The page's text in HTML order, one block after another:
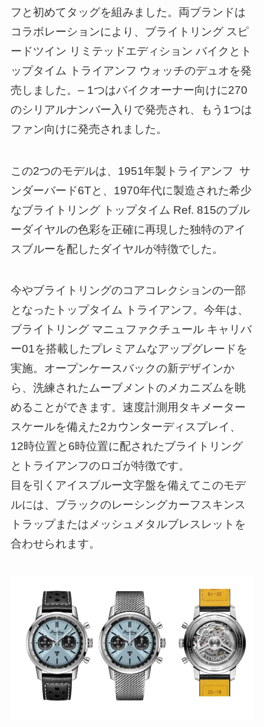
フと初めてタッグを組みました。両ブランドは
コラボレーションにより、ブライトリング スピ
ードツイン リミテッドエディション バイクとト
ップタイム トライアンフ ウォッチのデュオを発
売しました。– 1つはバイクオーナー向けに270
のシリアルナンバー入りで発売され、もう1つは
ファン向けに発売されました。
この2つのモデルは、1951年製トライアンフ サ
ンダーバード6Tと、1970年代に製造された希少
なブライトリング トップタイム Ref. 815のブル
ーダイヤルの色彩を正確に再現した独特のアイ
スブルーを配したダイヤルが特徴でした。
今やブライトリングのコアコレクションの一部
となったトップタイム トライアンフ。今年は、
ブライトリング マニュファクチュール キャリバ
ー01を搭載したプレミアムなアップグレードを
実施。オープンケースバックの新デザインか
ら、洗練されたムーブメントのメカニズムを眺
めることができます。速度計測用タキメーター
スケールを備えた2カウンターディスプレイ、
12時位置と6時位置に配されたブライトリング
とトライアンフのロゴが特徴です。
目を引くアイスブルー文字盤を備えてこのモデ
ルには、ブラックのレーシングカーフスキンス
トラップまたはメッシュメタルブレスレットを
合わせられます。